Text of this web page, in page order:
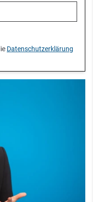
Datenschutzerklärung